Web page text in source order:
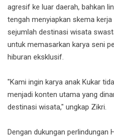
agresif ke luar daerah, bahkan
tengah menyiapkan skema
sejumlah destinasi wisata
untuk memasarkan karya seni
hiburan eksklusif.
"Kami ingin karya anak Kukar
menjadi konten utama yang
destinasi wisata," ungkap Zikri.
Dengan dukungan perlindungan